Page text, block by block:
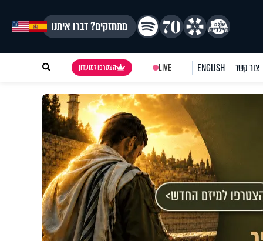
מתחזקים? דברו איתנו
צור קשר ENGLISH
LIVE הצטרפו למועדון